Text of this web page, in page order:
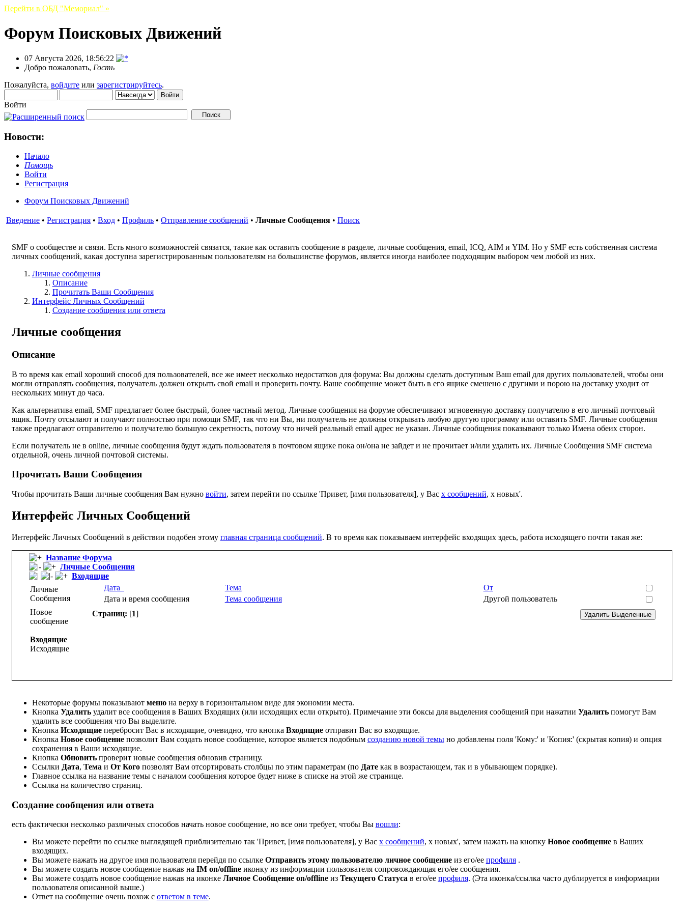
Перейти в ОБД "Мемориал" »
Форум Поисковых Движений
07 Августа 2026, 18:56:22
Добро пожаловать, Гость
Пожалуйста, войдите или зарегистрируйтесь.
Войти
Новости:
Начало
Помощь
Войти
Регистрация
Форум Поисковых Движений
Введение • Регистрация • Вход • Профиль • Отправление сообщений • Личные Сообщения • Поиск
SMF о сообществе и связи. Есть много возможностей связатся, такие как оставить сообщение в разделе, личные сообщения, email, ICQ, AIM и YIM. Но у SMF есть собственная система
личных сообщений, какая доступна зарегистрированным пользователям на большинстве форумов, является иногда наиболее подходящим выбором чем любой из них.
Личные сообщения
Описание
Прочитать Ваши Сообщения
Интерфейс Личных Сообщений
Создание сообщения или ответа
Личные сообщения
Описание
В то время как email хороший способ для пользователей, все же имеет несколько недостатков для форума: Вы должны сделать доступным Ваш email для других пользователей, чтобы они
могли отправлять сообщения, получатель должен открыть свой email и проверить почту. Ваше сообщение может быть в его ящике смешено с другими и порою на доставку уходит от
нескольких минут до часа.
Как альтернатива email, SMF предлагает более быстрый, более частный метод. Личные сообщения на форуме обеспечивают мгновенную доставку получателю в его личный почтовый
ящик. Почту отсылают и получают полностью при помощи SMF, так что ни Вы, ни получатель не должны открывать любую другую программу или оставить SMF. Личные сообщения
также предлагают отправителю и получателю большую секретность, потому что ничей реальный email адрес не указан. Личные сообщения показывают только Имена обеих сторон.
Если получатель не в online, личные сообщения будут ждать пользователя в почтовом ящике пока он/она не зайдет и не прочитает и/или удалить их. Личные Сообщения SMF система
отдельной, очень личной почтовой системы.
Прочитать Ваши Сообщения
Чтобы прочитать Ваши личные сообщения Вам нужно войти, затем перейти по ссылке 'Привет, [имя пользователя], у Вас x сообщений, x новых'.
Интерфейс Личных Сообщений
Интерфейс Личных Сообщений в действии подобен этому главная страница сообщений. В то время как показываем интерфейс входящих здесь, работа исходящего почти такая же:
Название Форума
Личные Сообщения
Входящие
Личные
Сообщения
Новое
сообщение
Входящие
Исходящие
Дата Тема
От
Дата и время сообщения
Тема сообщения
Другой пользователь
Страниц: [1]
Некоторые форумы показывают менюна верху в горизонтальном виде для экономии места.
Кнопка Удалитьудалит все сообщения в Ваших Входящих (или исходящих если открыто). Примечание эти боксы для выделения сообщений при нажатии Удалитьпомогут Вам
удалить все сообщения что Вы выделите.
Кнопка Исходящиеперебросит Вас в исходящие, очевидно, что кнопка Входящиеотправит Вас во входящие.
Кнопка Новое сообщениепозволит Вам создать новое сообщение, которое является подобным созданию новой темыно добавлены поля 'Кому:' и 'Копия:' (скрытая копия) и опция
сохранения в Ваши исходящие.
Кнопка Обновитьпроверит новые сообщения обновив страницу.
Ссылки Дата, Тема и От Когопозволят Вам отсортировать столбцы по этим параметрам (по Датекак в возрастающем, так и в убывающем порядке).
Главное ссылка на название темы с началом сообщения которое будет ниже в списке на этой же странице.
Ссылка на количество страниц.
Создание сообщения или ответа
есть фактически несколько различных способов начать новое сообщение, но все они требует, чтобы Вы вошли:
Вы можете перейти по ссылке выглядящей приблизительно так 'Привет, [имя пользователя], у Вас x сообщений, x новых', затем нажать на кнопку Новое сообщениев Ваших
входящих.
Вы можете нажать на другое имя пользователя перейдя по ссылке Отправить этому пользователю личное сообщениеиз его/ее профиля.
Вы можете создать новое сообщение нажав на IM on/offlineиконку из информации пользователя сопровождающая его/ее сообщения.
Вы можете создать новое сообщение нажав на иконке Личное Сообщение on/offlineиз Текущего Статуса в его/ее профиля. (Эта иконка/ссылка часто дублируется в информации
пользователя описанной выше.)
Ответ на сообщение очень похож с ответом в теме.